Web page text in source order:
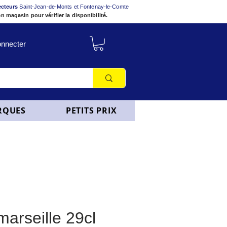
Saint-Jean-de-Monts et Fontenay-le-Comte
magasin pour vérifier la disponibilité.
PETITS PRIX
29cl